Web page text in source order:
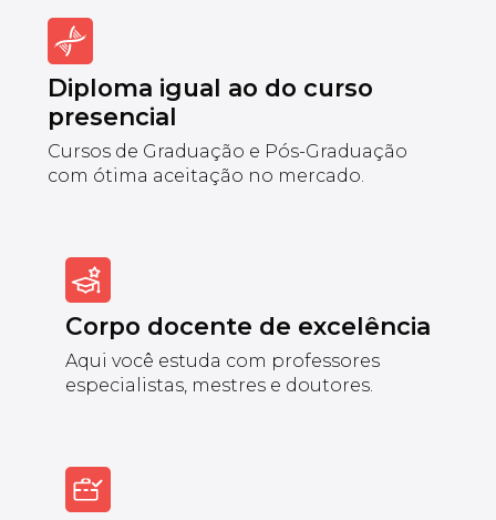
Diploma igual ao do curso
presencial
Cursos de Graduação e Pós-Graduação
com ótima aceitação no mercado.
Corpo docente de excelência
Aqui você estuda com professores
especialistas, mestres e doutores.